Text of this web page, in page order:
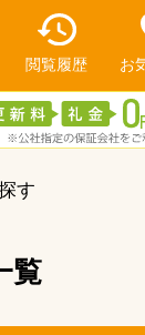
閲覧履歴 お
す
覧